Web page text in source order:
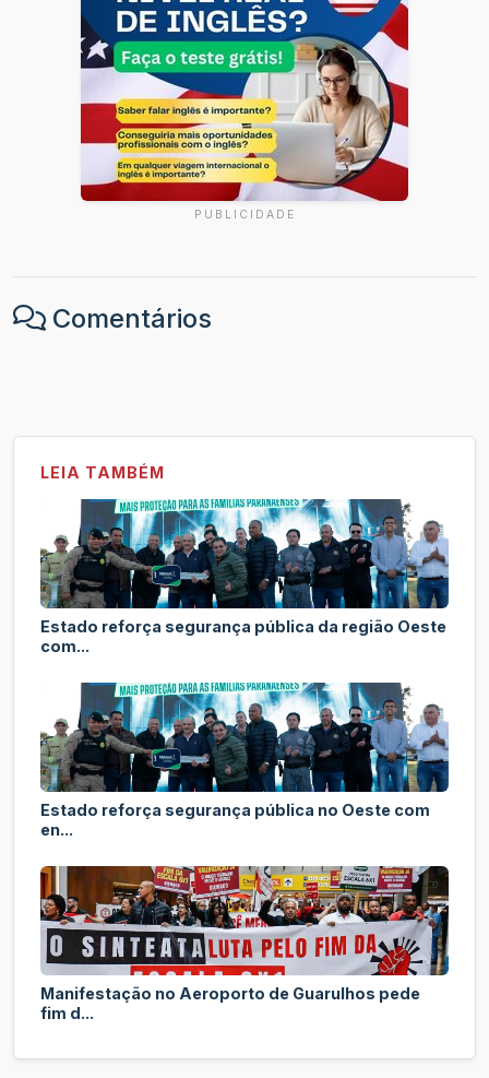
PUBLICIDADE
Comentários
LEIA TAMBÉM
Estado reforça segurança pública da região Oeste
com...
Estado reforça segurança pública no Oeste com
en...
Manifestação no Aeroporto de Guarulhos pede
fim d...